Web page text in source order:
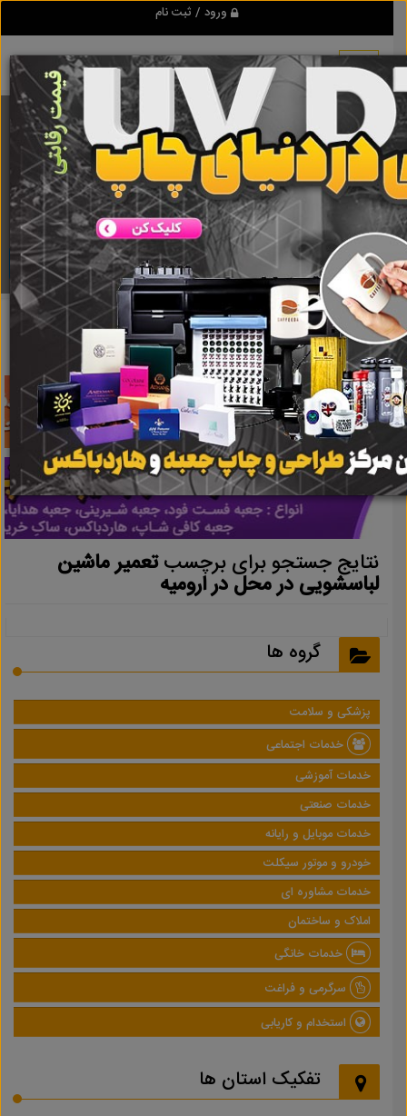
ورود / ثبت نام
برنامه اندروید تبلیغ شو
مرجع نیازمندیها و تبلیغات اینترنتی
دانلود
تبلیغ شو تعمیر ماشین لباسشویی در محل در ارومیه
نتایج جستجو برای
برچسبتعمیر ماشین لباسشویی در محل در ارومیه
نتایج جستجو برای برچسبتعمیر ماشین
لباسشویی در محل در ارومیه
گروه ها
پزشکی و سلامت
خدمات اجتماعی
خدمات آموزشی
خدمات صنعتی
خدمات موبایل و رایانه
خودرو و موتور سیکلت
خدمات مشاوره ای
املاک و ساختمان
خدمات خانگی
سرگرمی و فراغت
استخدام و کاریابی
تفکیک استان ها